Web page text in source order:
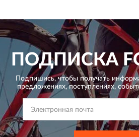
ПОДПИСКА
Подпишись, чтобы получать
предложениях,поступлениях,